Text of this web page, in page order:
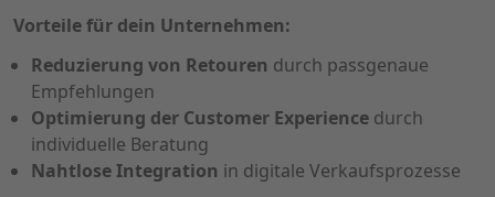
Vorteile für dein Unternehmen:
Reduzierung von Retouren durch passgenaue
Empfehlungen
Optimierung der Customer Experience durch
individuelle Beratung
Nahtlose Integration in digitale Verkaufsprozesse